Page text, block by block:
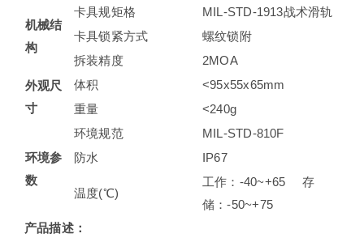
机械结
构
卡具规矩格
MIL-STD-1913战术滑轨
卡具锁紧方式
螺纹锁附
拆装精度
2MOA
外观尺
寸
体积
<95x55x65mm
重量
<240g
环境参
数
环境规范
MIL-STD-810F
防水
IP67
温度(℃)
工作：-40~+65 存
储：-50~+75
产品描述：